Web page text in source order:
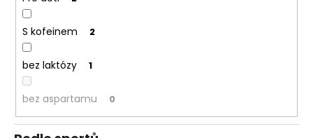
S kofeinem 2
bez laktózy 1
bez aspartamu 0